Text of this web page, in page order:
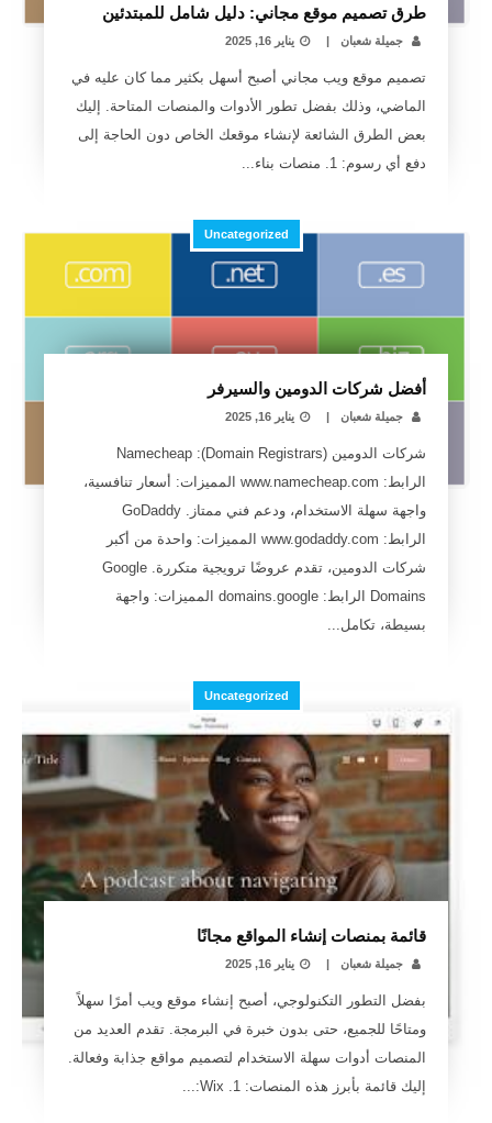
طرق تصميم موقع مجاني: دليل شامل للمبتدئين
جميلة شعبان | يناير 16, 2025
تصميم موقع ويب مجاني أصبح أسهل بكثير مما كان عليه في
الماضي، وذلك بفضل تطور الأدوات والمنصات المتاحة. إليك
بعض الطرق الشائعة لإنشاء موقعك الخاص دون الحاجة إلى
دفع أي رسوم: 1. منصات بناء...
Uncategorized
أفضل شركات الدومين والسيرفر
جميلة شعبان | يناير 16, 2025
شركات الدومين (Domain Registrars): Namecheap
الرابط: www.namecheap.com المميزات: أسعار تنافسية،
واجهة سهلة الاستخدام، ودعم فني ممتاز. GoDaddy
الرابط: www.godaddy.com المميزات: واحدة من أكبر
شركات الدومين، تقدم عروضًا ترويجية متكررة. Google
Domains الرابط: domains.google المميزات: واجهة
بسيطة، تكامل...
Uncategorized
قائمة بمنصات إنشاء المواقع مجانًا
جميلة شعبان | يناير 16, 2025
بفضل التطور التكنولوجي، أصبح إنشاء موقع ويب أمرًا سهلاً
ومتاحًا للجميع، حتى بدون خبرة في البرمجة. تقدم العديد من
المنصات أدوات سهلة الاستخدام لتصميم مواقع جذابة وفعالة.
إليك قائمة بأبرز هذه المنصات: 1. Wix:...